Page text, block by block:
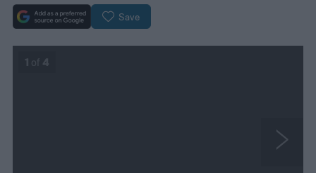
Save
1 of 4